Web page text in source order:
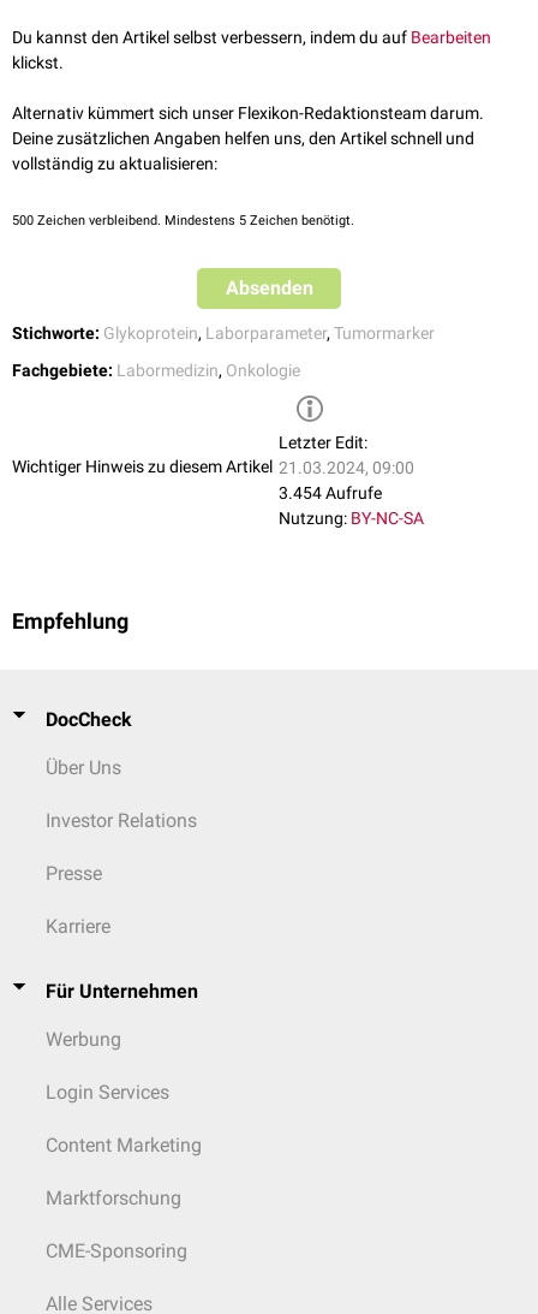
Du kannst den Artikel selbst verbessern, indem du auf Bearbeiten
klickst.
Alternativ kümmert sich unser Flexikon-Redaktionsteam darum.
Deine zusätzlichen Angaben helfen uns, den Artikel schnell und
vollständig zu aktualisieren:
500 Zeichen verbleibend. Mindestens 5 Zeichen benötigt.
Absenden
Stichworte: Glykoprotein, Laborparameter, Tumormarker
Fachgebiete: Labormedizin, Onkologie
Wichtiger Hinweis zu diesem Artikel
Letzter Edit:
21.03.2024, 09:00
3.454 Aufrufe
Nutzung: BY-NC-SA
Empfehlung
DocCheck
Über Uns
Investor Relations
Presse
Karriere
Für Unternehmen
Werbung
Login Services
Content Marketing
Marktforschung
CME-Sponsoring
Alle Services